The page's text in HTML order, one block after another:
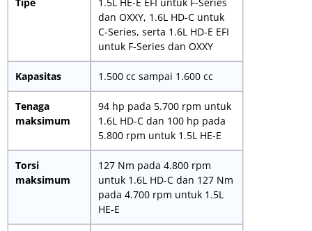
dan OXXY, 1.6L HD-C untuk
C-Series, serta 1.6L HD-E EFI
untuk F-Series dan OXXY
Kapasitas 1.500 cc sampai 1.600 cc
Tenaga
maksimum
94 hp pada 5.700 rpm untuk
1.6L HD-C dan 100 hp pada
5.800 rpm untuk 1.5L HE-E
Torsi
maksimum
127 Nm pada 4.800 rpm
untuk 1.6L HD-C dan 127 Nm
pada 4.700 rpm untuk 1.5L
HE-E